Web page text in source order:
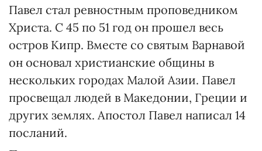
Павел стал ревностным проповедником
Христа. С 45 по 51 год он прошел весь
остров Кипр. Вместе со святым Варнавой
он основал христианские общины в
нескольких городах Малой Азии. Павел
просвещал людей в Македонии, Греции и
других землях. Апостол Павел написал 14
посланий.